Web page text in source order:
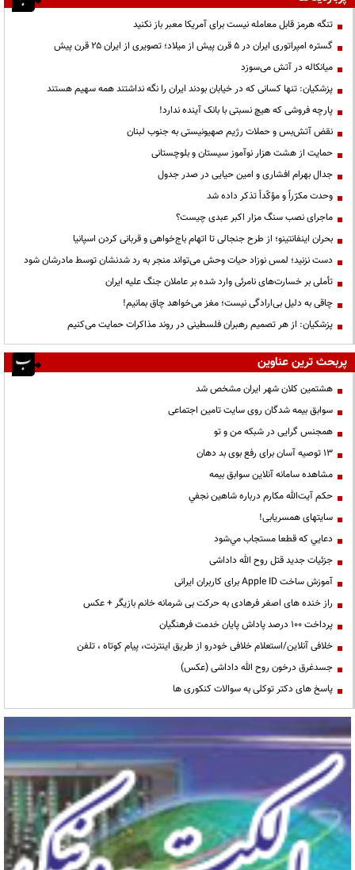
تنگه هرمز قابل معامله نیست برای آمریکا معبر باز نکنید
گستره امپراتوری ایران در ۵ قرن پیش از میلاد؛ تصویری از ایران ۲۵ قرن پیش
میانکاله در آتش می‌سوزد
پزشکیان: تنها کسانی که در خیابان بودند ایران را نگه نداشتند همه سهیم هستند
پارچه فروشی که هیچ نسبتی با بانک آینده ندارد!
نقض آتش‌بس و حملات رژیم صهیونیستی به جنوب لبنان
حمایت از هشت هزار نوآموز سیستان و بلوچستانی
جدال بهرام افشاری و امین حیایی در صدر جدول
وحدت مکرّراً و مؤکّداً تذکر داده شد
ماجرای نصب سنگ مزار اکبر عبدی چیست؟
بحران اینفانتینو؛ از طرح جنجالی تا اتهام باج‌خواهی و قربانی کردن اسپانیا
دست نزنید؛ لمس نوزاد حیات وحش می‌تواند منجر به رد شدنشان توسط مادرشان شود
تأملی بر خسارت‌های نامرئی وارد شده بر عاملان جنگ علیه ایران
چاقی به دلیل بی‌ارادگی نیست؛ مغز می‌خواهد چاق بمانیم!
پزشکیان: از هر تصمیم رهبران فلسطینی در روند مذاکرات حمایت می‌کنیم
پربحث ترین عناوین
هشتمین کلان شهر ایران مشخص شد
سوابق بیمه شدگان روی سایت تامین اجتماعی
همجنس گرایی در شبکه من و تو
13 توصیه آسان برای رفع بوی بد دهان
مشاهده سامانه آنلاين سوابق بیمه
حكم آيت‌الله مكارم درباره شاهين نجفي
سایتهای همسریابی!
دعايي كه قطعا مستجاب مي‌شود
جزئیات جدید قتل روح الله داداشی
آموزش ساخت Apple ID برای کاربران ایرانی
راز خنده های اصغر فرهادی به حرکت بی شرمانه خانم بازیگر + عکس
پرداخت ۱۰۰ درصد پاداش پایان خدمت فرهنگیان
خلافی آنلاین/استعلام خلافی خودرو از طریق اینترنت، پیام کوتاه ، تلفن
جسدغرق درخون روح الله داداشی (عکس)
پاسخ های دکتر توکلی به سوالات کنکوری ها